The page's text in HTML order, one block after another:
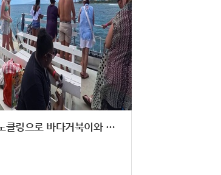
하와이 터틀 스노클링으로 바다거북이와 수영하는 완벽 가이드